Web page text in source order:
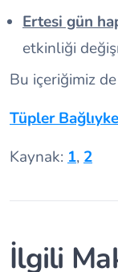
Ertesi gün
etkinliği
Bu içeriğimiz
Tüpler
Kaynak: 1, 2
İlgili